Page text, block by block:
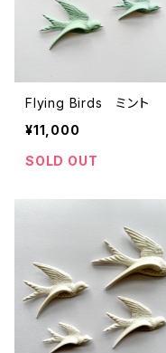
Flying Birds ミント
¥11,000
SOLD OUT